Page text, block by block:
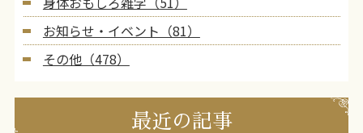
お知らせ・イベント（81）
その他（478）
最近の記事